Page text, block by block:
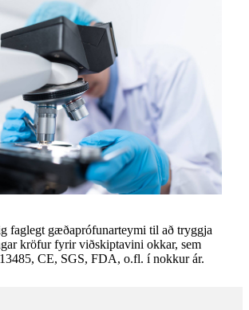
faglegt gæðaprófunarteymi til að tryggja
kröfur fyrir viðskiptavini okkar, sem
CE, SGS, FDA, o.fl. í nokkur ár.